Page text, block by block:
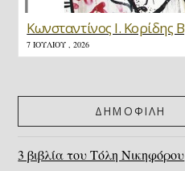
7 ΙΟΥΛΊΟΥ , 2026
ΔΗΜΟΦΙΛΗ
3 βιβλία του Τόλη Νικηφόρου